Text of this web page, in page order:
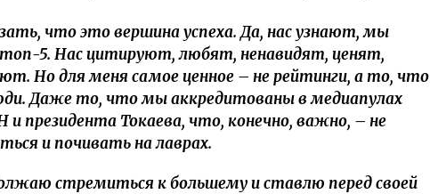
что это вершина успеха. Да, нас узнают, мы
5. Нас цитируют, любят, ненавидят, ценят,
Но для меня самое ценное – не рейтинги, а то, что
Даже то, что мы аккредитованы в медиапулах
и президента Токаева, что, конечно, важно, – не
и почивать на лаврах.
стремиться к большему и ставлю перед своей